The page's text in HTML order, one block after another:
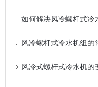
如何解决风冷螺杆式冷
风冷螺杆式冷水机组的
风冷式螺杆式冷水机的